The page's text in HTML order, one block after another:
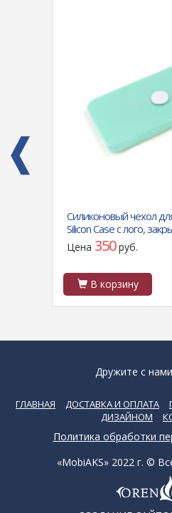
Силиконовый чехол
Silicon Case с лого,
защитой камеры,
Цена 350руб.
В корзину
Дружите с
ГЛАВНАЯ ДОСТАВКА И ОПЛАТА
ДИЗАЙНОМ
Политика обработки
«MobiAKS» 2022 г. ©